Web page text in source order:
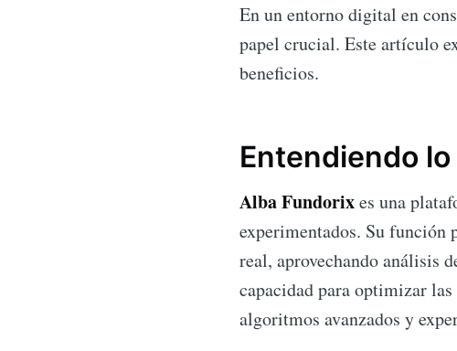
En un entorno digital en
papel crucial. Este artículo
beneficios.
Entendiendo
Alba Fundorixes una
experimentados. Su función
real, aprovechando análisis
capacidad para optimizar
algoritmos avanzados y